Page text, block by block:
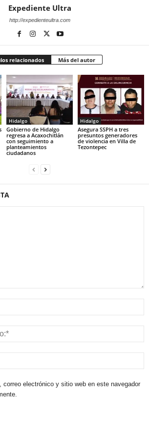
Expediente Ultra
http://expedienteultra.com
relacionados Más del autor
Hidalgo
Gobierno de Hidalgo
regresa a Acaxochitlán
con seguimiento a
planteamientos
ciudadanos
Hidalgo
Asegura SSPH a tres
presuntos generadores
de violencia en Villa de
Tezontepec
correo electrónico y sitio web en este navegador